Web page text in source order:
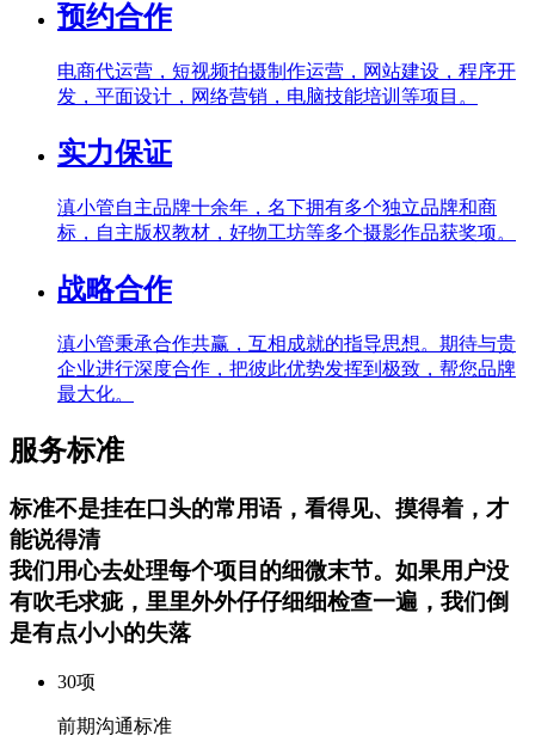
预约合作
电商代运营，短视频拍摄制作运营，网站建设，程序开
发，平面设计，网络营销，电脑技能培训等项目。
实力保证
滇小管自主品牌十余年，名下拥有多个独立品牌和商
标，自主版权教材，好物工坊等多个摄影作品获奖项。
战略合作
滇小管秉承合作共赢，互相成就的指导思想。期待与贵
企业进行深度合作，把彼此优势发挥到极致，帮您品牌
最大化。
服务标准
标准不是挂在口头的常用语，看得见、摸得着，才
能说得清
我们用心去处理每个项目的细微末节。如果用户没
有吹毛求疵，里里外外仔仔细细检查一遍，我们倒
是有点小小的失落
30项
前期沟通标准